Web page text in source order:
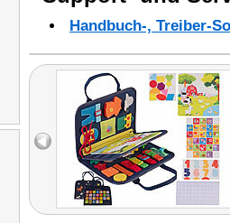
Handbuch-, Treiber-